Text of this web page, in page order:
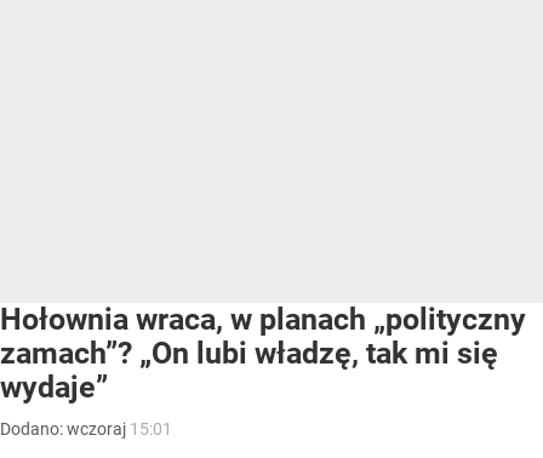
Hołownia wraca, w planach „polityczny
zamach”? „On lubi władzę, tak mi się
wydaje”
Dodano:wczoraj 15:01